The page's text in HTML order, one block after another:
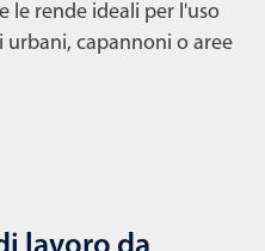
le rende ideali per l'uso
urbani, capannoni o aree